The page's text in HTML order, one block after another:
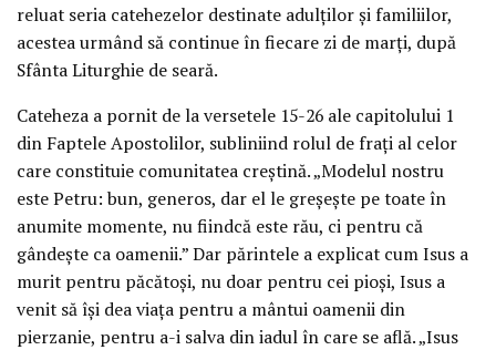
reluat seria catehezelor destinate adulților și familiilor,
acestea urmând să continue în fiecare zi de marți, după
Sfânta Liturghie de seară.
Cateheza a pornit de la versetele 15-26 ale capitolului 1
din Faptele Apostolilor, subliniind rolul de frați al celor
care constituie comunitatea creștină. „Modelul nostru
este Petru: bun, generos, dar el le greșește pe toate în
anumite momente, nu fiindcă este rău, ci pentru că
gândește ca oamenii.” Dar părintele a explicat cum Isus a
murit pentru păcătoși, nu doar pentru cei pioși, Isus a
venit să își dea viața pentru a mântui oamenii din
pierzanie, pentru a-i salva din iadul în care se află. „Isus